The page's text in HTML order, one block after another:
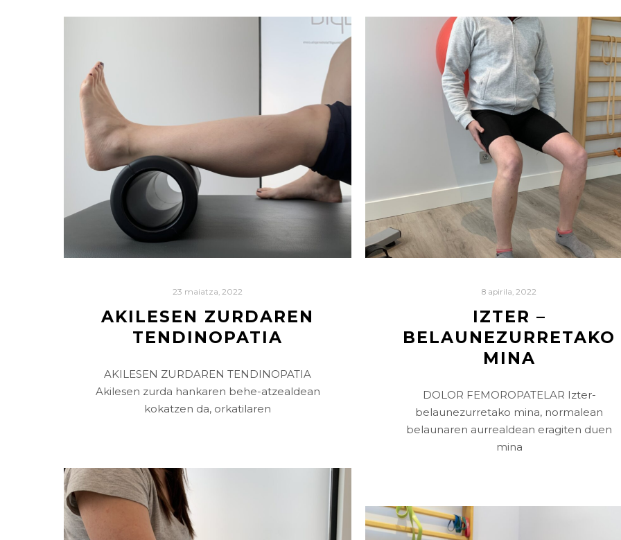
23 maiatza, 2022
AKILESEN ZURDAREN
TENDINOPATIA
AKILESEN ZURDAREN TENDINOPATIA
Akilesen zurda hankaren behe-atzealdean
kokatzen da, orkatilaren
8 apirila, 2022
IZTER –
BELAUNEZURRETAKO
MINA
DOLOR FEMOROPATELAR Izter-
belaunezurretako mina, normalean
belaunaren aurrealdean eragiten duen
mina